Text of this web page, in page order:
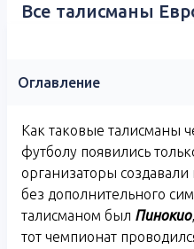
Все талисманы
Оглавление
Как таковые талисманы
футболу появились
организаторы
без дополнительного
талисманом был Пинокио
тот чемпионат